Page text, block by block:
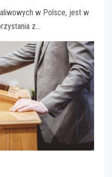
w Polsce, jest w
z…